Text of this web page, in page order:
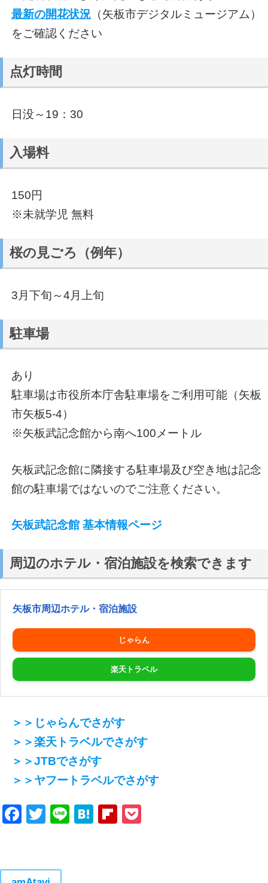
最新の開花状況（矢板市デジタルミュージアム）
をご確認ください
点灯時間
日没～19：30
入場料
150円
※未就学児 無料
桜の見ごろ（例年）
3月下旬～4月上旬
駐車場
あり
駐車場は市役所本庁舎駐車場をご利用可能（矢板
市矢板5-4）
※矢板武記念館から南へ100メートル
矢板武記念館に隣接する駐車場及び空き地は記念
館の駐車場ではないのでご注意ください。
矢板武記念館 基本情報ページ
周辺のホテル・宿泊施設を検索できます
矢板市周辺ホテル・宿泊施設
じゃらん
楽天トラベル
＞＞じゃらんでさがす
＞＞楽天トラベルでさがす
＞＞JTBでさがす
＞＞ヤフートラベルでさがす
Facebook
Twitter
LineHatenaFlipboard